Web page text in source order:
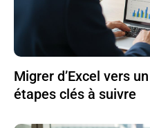
Migrer d’Excel vers
étapes clés à suivre